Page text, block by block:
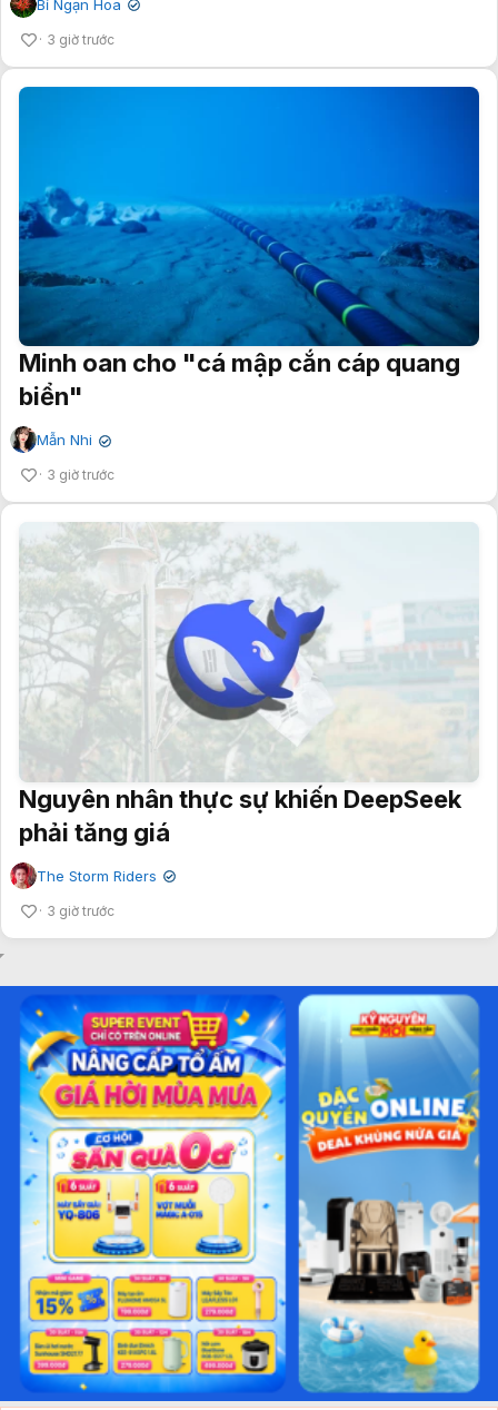
Bỉ Ngạn Hoa ✔
3 giờ trước
Minh oan cho "cá mập cắn cáp quang
biển"
Mẫn Nhi ✔
3 giờ trước
Nguyên nhân thực sự khiến DeepSeek
phải tăng giá
The Storm Riders ✔
3 giờ trước